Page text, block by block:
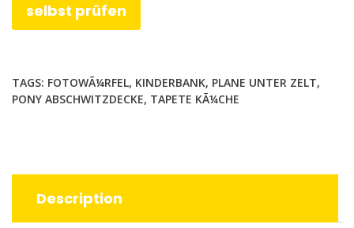
selbst prüfen
TAGS: FOTOWÃ¼RFEL, KINDERBANK, PLANE UNTER ZELT,
PONY ABSCHWITZDECKE, TAPETE KÃ¼CHE
Description